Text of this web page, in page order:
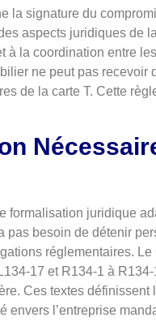
la signature du
aspects juridiques de
à la coordination entre
ne peut pas recevoir
de la carte T. Cette
formalisation juridique
pas besoin de détenir
réglementaires. Le
17 et R134-1 à
Ces textes définissent
envers l’entreprise